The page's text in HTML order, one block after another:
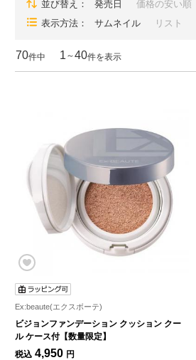
並び替え 発売日 価格の安い順
表示方法
サムネイル リスト
70件中 1 ～40件を表示
Ex:beaute(エクスボーテ)
ビジョンファンデーション クッション クー
ル ケース付【数量限定】
税込 4,950 円